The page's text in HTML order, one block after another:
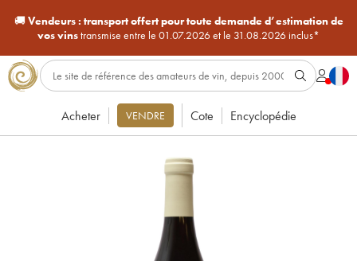
🚚Vendeurs : transport offert pour toute demande d’estimation de
vos vinstransmise entre le 01.07.2026 et le 31.08.2026 inclus*
Acheter VENDRE Cote Encyclopédie